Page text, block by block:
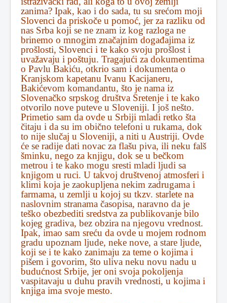
zanima? Ipak, kao i do sada, tu su srećom moji
Slovenci da priskoče u pomoć, jer za razliku od
nas Srba koji se ne znam iz kog razloga ne
brinemo o mnogim značajnim događajima iz
prošlosti, Slovenci i te kako svoju prošlost i
uvažavaju i poštuju. Tragajući za dokumentima
o Pavlu Bakiću, otkrio sam i dokumenta o
Kranjskom kapetanu Ivanu Kacijaneru,
Bakićevom komandantu, što je nama iz
Slovenačko srpskog društva Sretenje i te kako
otvorilo nove puteve u Sloveniji. I još nešto.
Primetio sam da ovde u Srbiji mladi retko šta
čitaju i da su im obično telefoni u rukama, dok
to nije slučaj u Sloveniji, a niti u Austriji. Ovde
će se radije dati novac za flašu piva, ili neku falš
šminku, nego za knjigu, dok se u bečkom
metrou i te kako mogu sresti mladi ljudi sa
knjigom u ruci. U takvoj društvenoj atmosferi i
klimi koja je zaokupljena nekim zadrugama i
farmama, u zemlji u kojoj su tkzv. starlete na
naslovnim stranama časopisa, naravno da je
teško obezbediti sredstva za publikovanje bilo
kojeg gradiva, bez obzira na njegovu vrednost.
Ipak, imao sam sreću da ovde u mojem rodnom
gradu upoznam ljude, neke nove, a stare ljude,
koji se i te kako zanimaju za teme o kojima i
pišem i govorim, što uliva neku novu nadu u
budućnost Srbije, jer oni svoja pokoljenja
vaspitavaju u duhu pravih vrednosti, u kojima i
knjiga ima svoje mesto.